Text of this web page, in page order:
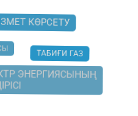
КӨРСЕТУ
ТАБИҒИ ГАЗ
ЭНЕРГИЯСЫНЫҢ